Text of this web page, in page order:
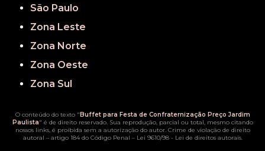
São Paulo
Zona Leste
Zona Norte
Zona Oeste
Zona Sul
O conteúdo do texto "Buffet para Festa de Confraternização Preço Jardim
Paulista" é de direito reservado. Sua reprodução, parcial ou total, mesmo citando
nossos links, é proibida sem a autorização do autor. Crime de violação de direito
autoral – artigo 184 do Código Penal – Lei 9610/98 - Lei de direitos autorais.